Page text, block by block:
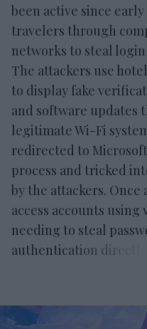
been active since
travelers through
networks to steal
The attackers use
to display fake
and software updates
legitimate Wi-Fi
redirected to
process and tricked
by the attackers.
access accounts
needing to steal
authentication directly.